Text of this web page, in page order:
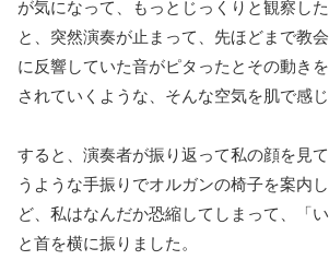
が気になって、もっとじっくりと観察し
と、突然演奏が止まって、先ほどまで教
に反響していた音がピタったとその動き
されていくような、そんな空気を肌で感じ
すると、演奏者が振り返って私の顔を見
うような手振りでオルガンの椅子を案内
ど、私はなんだか恐縮してしまって、「い
と首を横に振りました。